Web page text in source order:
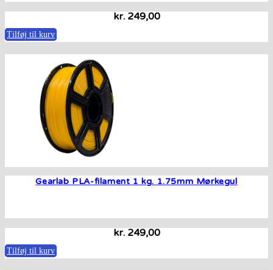
kr.249,00
Tilføj til kurv
Gearlab PLA-filament 1 kg. 1.75mm Mørkegul
kr.249,00
Tilføj til kurv